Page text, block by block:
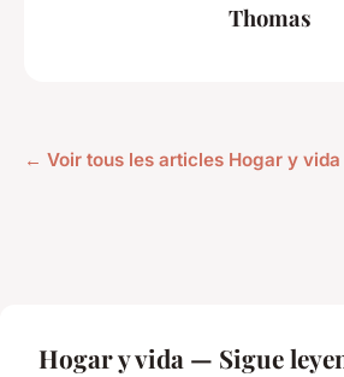
Thomas
← Voir tous les articles Hogar y vida
Hogar y vida — Sigue